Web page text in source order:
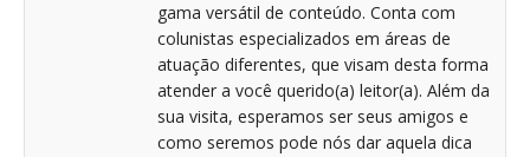
gama versátil de conteúdo. Conta com
colunistas especializados em áreas de
atuação diferentes, que visam desta forma
atender a você querido(a) leitor(a). Além da
sua visita, esperamos ser seus amigos e
como seremos pode nós dar aquela dica